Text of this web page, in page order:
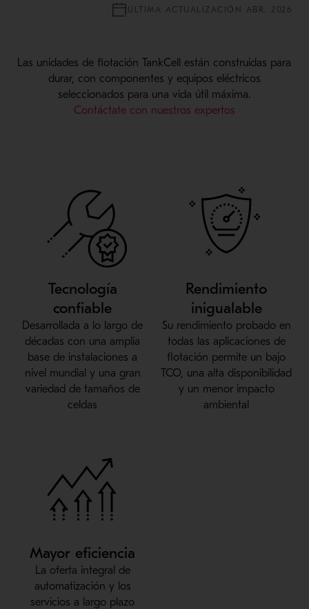
ÚLTIMA ACTUALIZACIÓN ABR. 2026
Las unidades de flotación TankCell están construidas para
durar, con componentes y equipos eléctricos
seleccionados para una vida útil máxima.
Contáctate con nuestros expertos
Tecnología
confiable
Desarrollada a lo largo de
décadas con una amplia
base de instalaciones a
nivel mundial y una gran
variedad de tamaños de
celdas
Rendimiento
inigualable
Su rendimiento probado en
todas las aplicaciones de
flotación permite un bajo
TCO, una alta disponibilidad
y un menor impacto
ambiental
Mayor eficiencia
La oferta integral de
automatización y los
servicios a largo plazo